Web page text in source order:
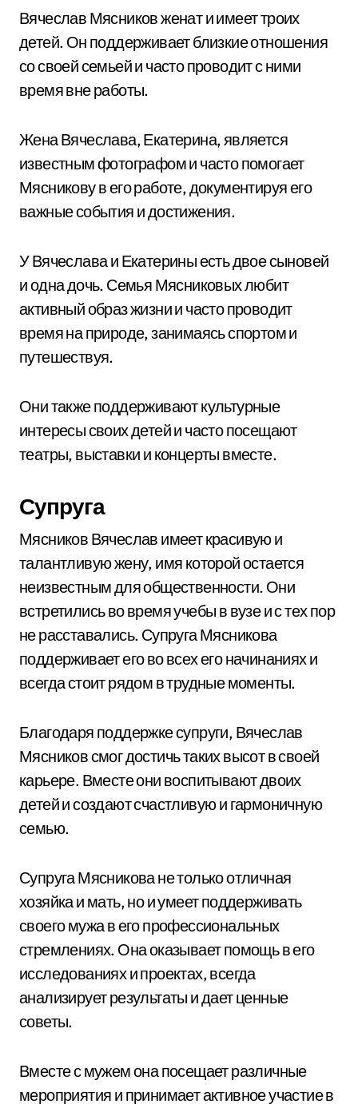
Вячеслав Мясников женат и имеет троих
детей. Он поддерживает близкие отношения
со своей семьей и часто проводит с ними
время вне работы.
Жена Вячеслава, Екатерина, является
известным фотографом и часто помогает
Мясникову в его работе, документируя его
важные события и достижения.
У Вячеслава и Екатерины есть двое сыновей
и одна дочь. Семья Мясниковых любит
активный образ жизни и часто проводит
время на природе, занимаясь спортом и
путешествуя.
Они также поддерживают культурные
интересы своих детей и часто посещают
театры, выставки и концерты вместе.
Супруга
Мясников Вячеслав имеет красивую и
талантливую жену, имя которой остается
неизвестным для общественности. Они
встретились во время учебы в вузе и с тех пор
не расставались. Супруга Мясникова
поддерживает его во всех его начинаниях и
всегда стоит рядом в трудные моменты.
Благодаря поддержке супруги, Вячеслав
Мясников смог достичь таких высот в своей
карьере. Вместе они воспитывают двоих
детей и создают счастливую и гармоничную
семью.
Супруга Мясникова не только отличная
хозяйка и мать, но и умеет поддерживать
своего мужа в его профессиональных
стремлениях. Она оказывает помощь в его
исследованиях и проектах, всегда
анализирует результаты и дает ценные
советы.
Вместе с мужем она посещает различные
мероприятия и принимает активное участие в